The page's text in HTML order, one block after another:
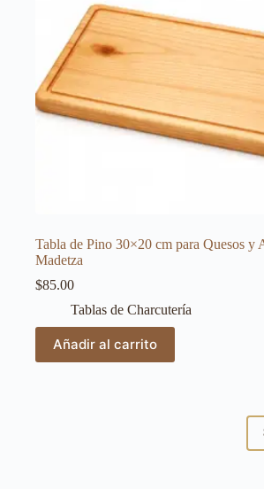
Tabla de Pino 30×20 cm para Quesos y
Madetza
$85.00
Tablas de Charcutería
Añadir al carrito